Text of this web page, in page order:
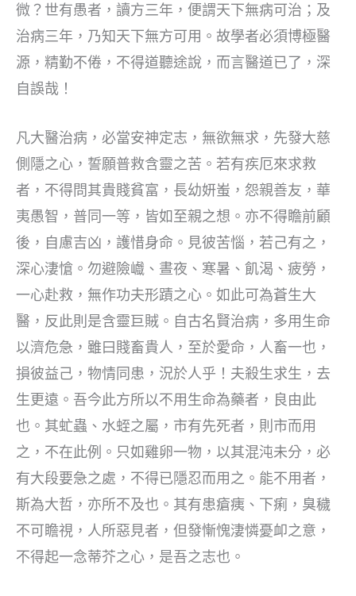
微？世有愚者，讀方三年，便謂天下無病可治；及
治病三年，乃知天下無方可用。故學者必須博極醫
源，精勤不倦，不得道聽途說，而言醫道已了，深
自誤哉！
凡大醫治病，必當安神定志，無欲無求，先發大慈
側隱之心，誓願普救含靈之苦。若有疾厄來求救
者，不得問其貴賤貧富，長幼妍蚩，怨親善友，華
夷愚智，普同一等，皆如至親之想。亦不得瞻前顧
後，自慮吉凶，護惜身命。見彼苦惱，若己有之，
深心淒愴。勿避險巇、晝夜、寒暑、飢渴、疲勞，
一心赴救，無作功夫形蹟之心。如此可為蒼生大
醫，反此則是含靈巨賊。自古名賢治病，多用生命
以濟危急，雖曰賤畜貴人，至於愛命，人畜一也，
損彼益己，物情同患，況於人乎！夫殺生求生，去
生更遠。吾今此方所以不用生命為藥者，良由此
也。其虻蟲、水蛭之屬，市有先死者，則市而用
之，不在此例。只如雞卵一物，以其混沌未分，必
有大段要急之處，不得已隱忍而用之。能不用者，
斯為大哲，亦所不及也。其有患瘡痍、下痢，臭穢
不可瞻視，人所惡見者，但發慚愧淒憐憂卹之意，
不得起一念蒂芥之心，是吾之志也。